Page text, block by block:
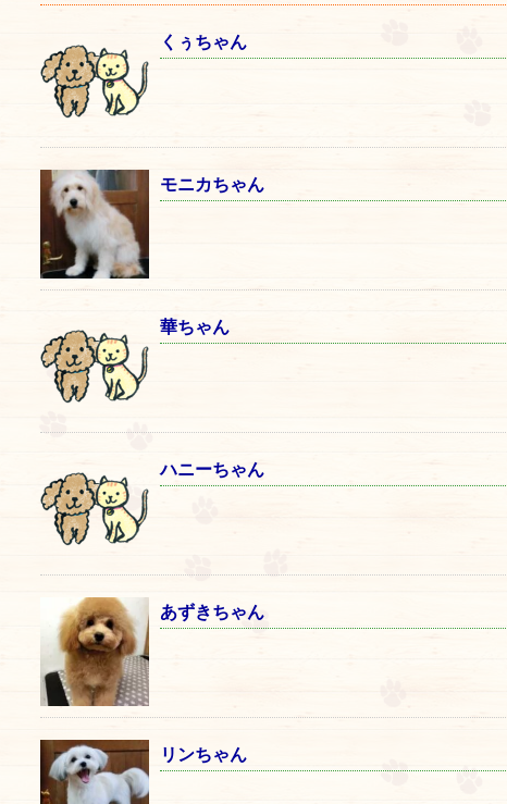
くぅちゃん
モニカちゃん
華ちゃん
ハニーちゃん
あずきちゃん
リンちゃん